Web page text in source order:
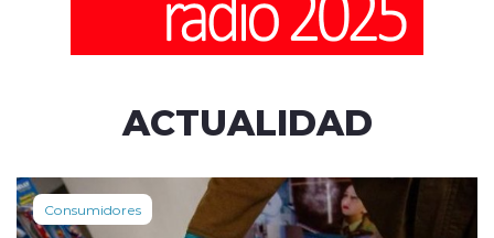
ACTUALIDAD
Consumidores